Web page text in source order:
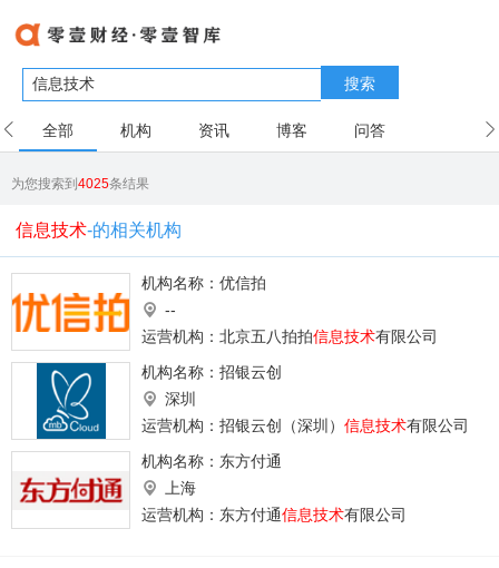
搜索
全部 机构 资讯 博客 问答
为您搜索到4025条结果
信息技术-的相关机构
机构名称： 优信拍
--
运营机构：北京五八拍拍信息技术有限公司
机构名称： 招银云创
深圳
运营机构：招银云创（深圳） 信息技术有限公司
机构名称： 东方付通
上海
运营机构：东方付通信息技术有限公司